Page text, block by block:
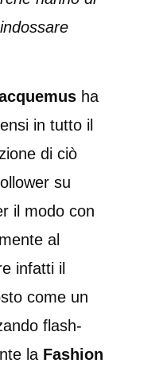
ha
in tutto il
di ciò
su
il modo con
al
infatti il
come un
flash-
la Fashion